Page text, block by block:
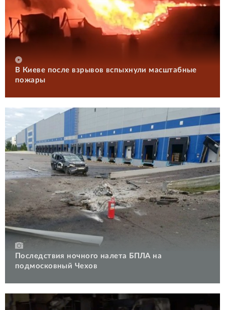
В Киеве после взрывов вспыхнули масштабные
пожары
Последствия ночного налета БПЛА на
подмосковный Чехов